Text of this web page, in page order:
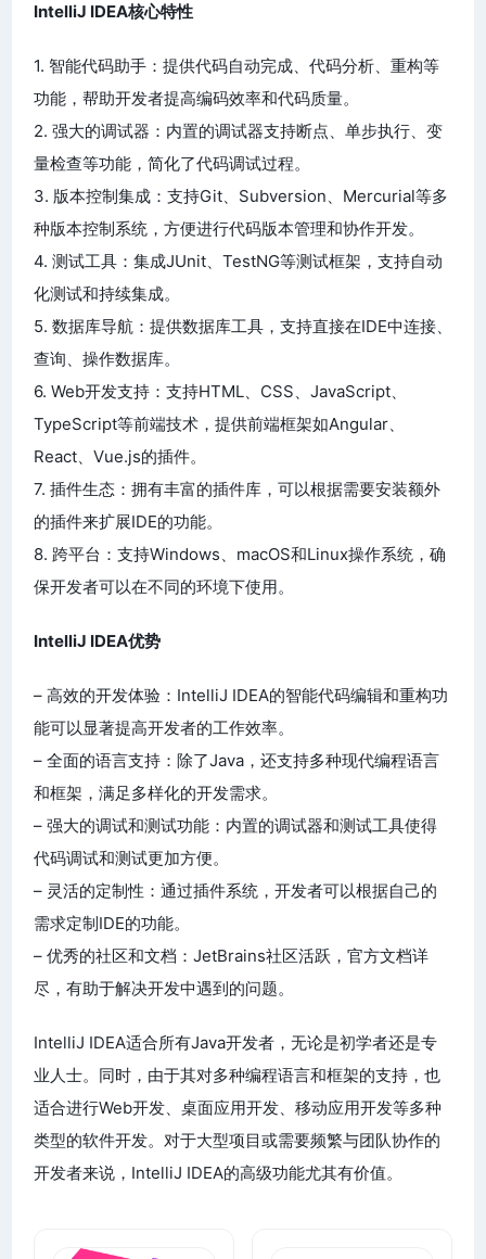
IntelliJ IDEA核心特性
1. 智能代码助手：提供代码自动完成、代码分析、重构等
功能，帮助开发者提高编码效率和代码质量。
2. 强大的调试器：内置的调试器支持断点、单步执行、变
量检查等功能，简化了代码调试过程。
3. 版本控制集成：支持Git、Subversion、Mercurial等多
种版本控制系统，方便进行代码版本管理和协作开发。
4. 测试工具：集成JUnit、TestNG等测试框架，支持自动
化测试和持续集成。
5. 数据库导航：提供数据库工具，支持直接在IDE中连接、
查询、操作数据库。
6. Web开发支持：支持HTML、CSS、JavaScript、
TypeScript等前端技术，提供前端框架如Angular、
React、Vue.js的插件。
7. 插件生态：拥有丰富的插件库，可以根据需要安装额外
的插件来扩展IDE的功能。
8. 跨平台：支持Windows、macOS和Linux操作系统，确
保开发者可以在不同的环境下使用。
IntelliJ IDEA优势
– 高效的开发体验：IntelliJ IDEA的智能代码编辑和重构功
能可以显著提高开发者的工作效率。
– 全面的语言支持：除了Java，还支持多种现代编程语言
和框架，满足多样化的开发需求。
– 强大的调试和测试功能：内置的调试器和测试工具使得
代码调试和测试更加方便。
– 灵活的定制性：通过插件系统，开发者可以根据自己的
需求定制IDE的功能。
– 优秀的社区和文档：JetBrains社区活跃，官方文档详
尽，有助于解决开发中遇到的问题。
IntelliJ IDEA适合所有Java开发者，无论是初学者还是专
业人士。同时，由于其对多种编程语言和框架的支持，也
适合进行Web开发、桌面应用开发、移动应用开发等多种
类型的软件开发。对于大型项目或需要频繁与团队协作的
开发者来说，IntelliJ IDEA的高级功能尤其有价值。